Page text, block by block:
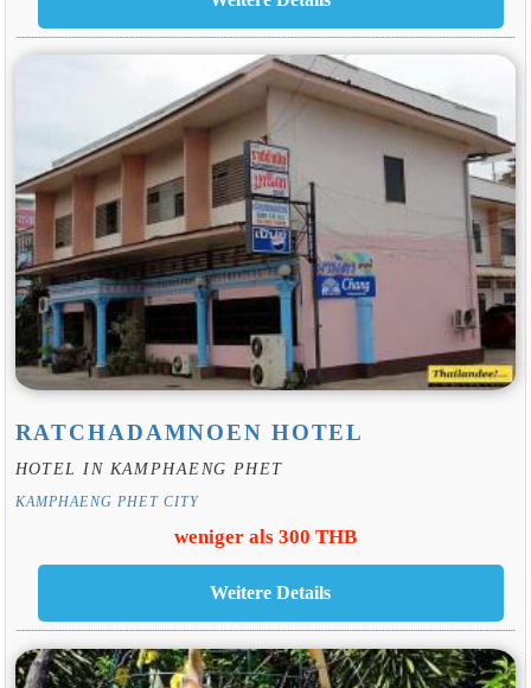
RATCHADAMNOEN HOTEL
HOTEL IN KAMPHAENG PHET
KAMPHAENG PHET CITY
weniger als 300 THB